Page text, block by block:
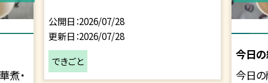
煮・
公開日 2026/07/28
更新日 2026/07/28
できごと
今日
今日の